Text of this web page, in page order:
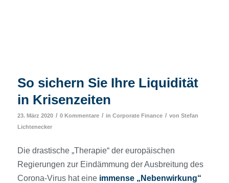
So sichern Sie Ihre Liquidität
in Krisenzeiten
23. März 2020 / 0 Kommentare / in Corporate Finance / von Stefan
Lichtenecker
Die drastische „Therapie“ der europäischen
Regierungen zur Eindämmung der Ausbreitung des
Corona-Virus hat eine immense „Nebenwirkung“